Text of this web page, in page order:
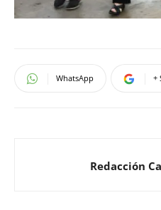
WhatsApp +
Redacción